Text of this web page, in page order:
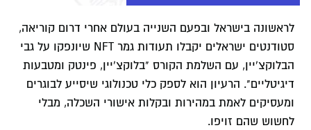
לראשונה בישראל ובפעם השנייה בעולם אחרי דרום קוריאה,
סטודנטים ישראלים יקבלו תעודות גמר NFT שיונפקו על גבי
הבלוקצ'יין, עם השלמת הקורס "בלוקצ'יין, פינטק ומטבעות
דיגיטליים". הרעיון הוא לספק כלי טכנולוגי שיסייע לבוגרים
ומעסיקים לאמת במהירות ובקלות אישורי השכלה, מבלי
לחשוש שהם זויפו.